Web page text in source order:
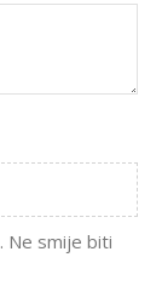
Ne smije biti